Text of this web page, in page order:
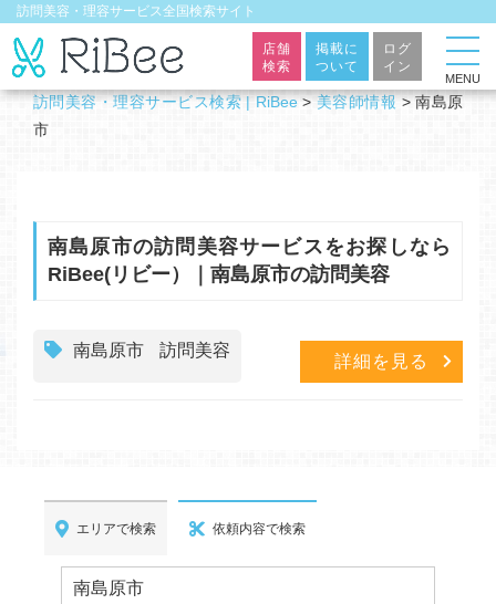
訪問美容・理容サービス全国検索サイト
店舗
検索
掲載に
ついて
ログ
イン
MENU
訪問美容・理容サービス検索 | RiBee>美容師情報 >南島原
市
南島原市の訪問美容サービスをお探しなら
RiBee(リビー）｜南島原市の訪問美容
南島原市 訪問美容
詳細を見る
エリアで検索 依頼内容で検索